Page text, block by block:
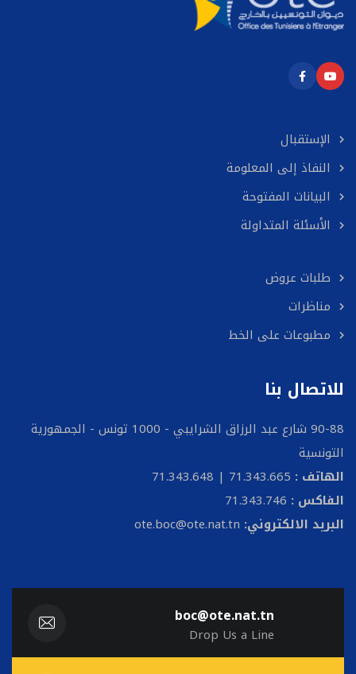
الإستقبال
النفاذ إلى المعلومة
البيانات المفتوحة
الأسئلة المتداولة
طلبات عروض
مناظرات
مطبوعات على الخط
للاتصال بنا
90-88 شارع عبد الرزاق الشرايبي - 1000 تونس - الجمهورية
التونسية
الهاتف :
الفاكس :
البريد الالكتروني: ote.boc@ote.nat.tn
boc@ote.nat.tn
Drop Us a Line